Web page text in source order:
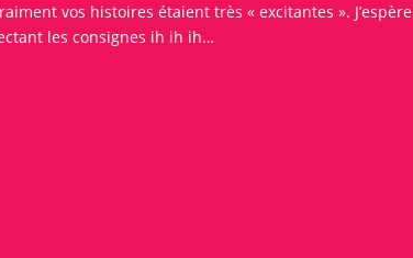
vos histoires étaient très « excitantes ». J’espère
les consignes ih ih ih…